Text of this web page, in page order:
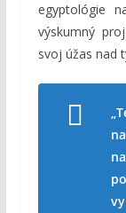
egyptológie
výskumný
svoj úžas nad